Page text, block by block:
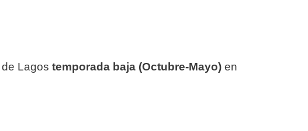
de Lagos temporada baja (Octubre-Mayo) en